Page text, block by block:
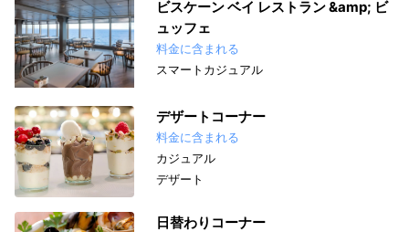
ビスケーン ベイ レストラン &amp; ビ
ュッフェ
料金に含まれる
スマートカジュアル
デザートコーナー
料金に含まれる
カジュアル
デザート
日替わりコーナー